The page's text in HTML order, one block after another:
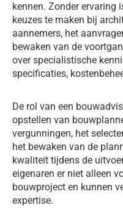
kennen. Zonder ervaring
keuzes te maken bij
aannemers, het
bewaken van de
over specialistische
specificaties,
De rol van een
opstellen van
vergunningen, het
het bewaken van de
kwaliteit tijdens de
eigenaren er niet alleen
bouwproject en kunnen
expertise.